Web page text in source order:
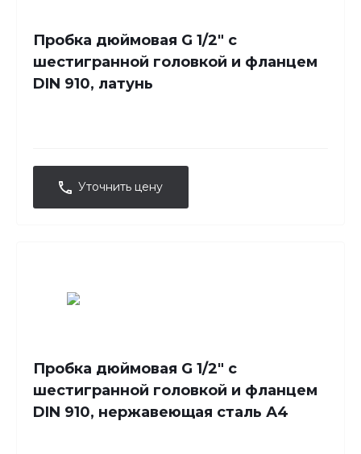
Пробка дюймовая G 1/2" с
шестигранной головкой и фланцем
DIN 910, латунь
Уточнить цену
Пробка дюймовая G 1/2" с
шестигранной головкой и фланцем
DIN 910, нержавеющая сталь А4